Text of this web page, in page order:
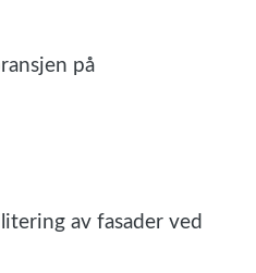
på
av fasader ved